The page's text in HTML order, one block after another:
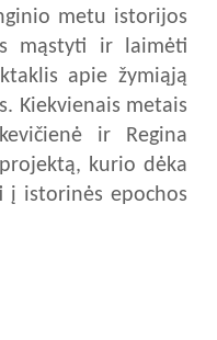
metu istorijos
mąstyti ir laimėti
apie žymiąją
Kiekvienais metais
ir Regina
kurio dėka
į istorinės epochos